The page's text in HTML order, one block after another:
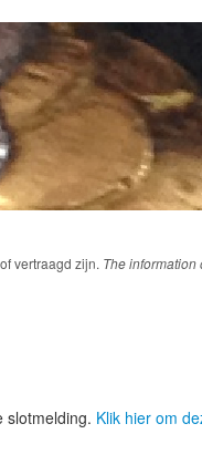
vertraagd zijn. The
slotmelding. Klik hier om